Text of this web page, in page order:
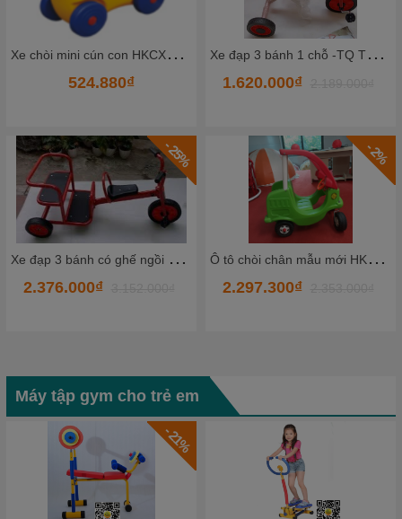
X
e chòi mini cún con HKCXC02-5
524.880₫
- 25%
X
e đạp 3 bánh có ghế ngồi đằng sau TKCCC5-2
2.376.000₫
X
e đạp 3 bánh 1 chỗ -TQ TKCCC5-1
1.620.000₫
- 2%
Ô
tô chòi chân mẫu mới HKCXC09
2.297.300₫
Máy tập gym cho trẻ em
- 21%